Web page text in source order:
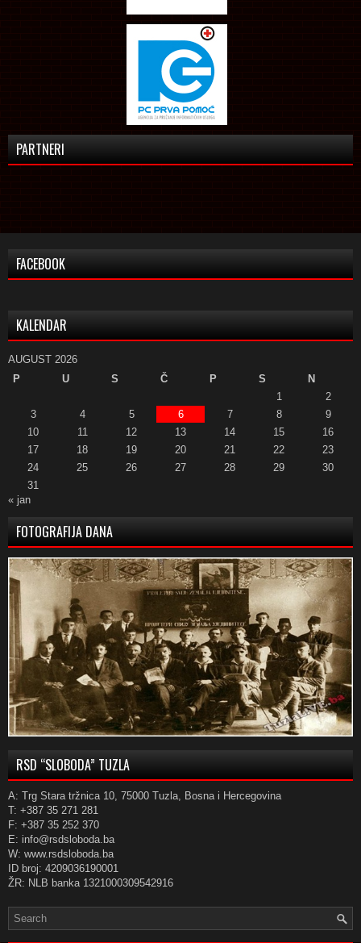
PARTNERI
FACEBOOK
KALENDAR
AUGUST 2026
P
U S Č P S
N
1
2
3
4 5 6 7 8
9
10
11 12 13 14 15
16
17
18 19 20 21 22
23
24
25 26 27 28 29
30
31
« jan
FOTOGRAFIJA DANA
RSD “SLOBODA” TUZLA
A: Trg Stara tržnica 10, 75000 Tuzla, Bosna i Hercegovina
T: +387 35 271 281
F: +387 35 252 370
E: info@rsdsloboda.ba
W: www.rsdsloboda.ba
ID broj: 4209036190001
ŽR: NLB banka 1321000309542916